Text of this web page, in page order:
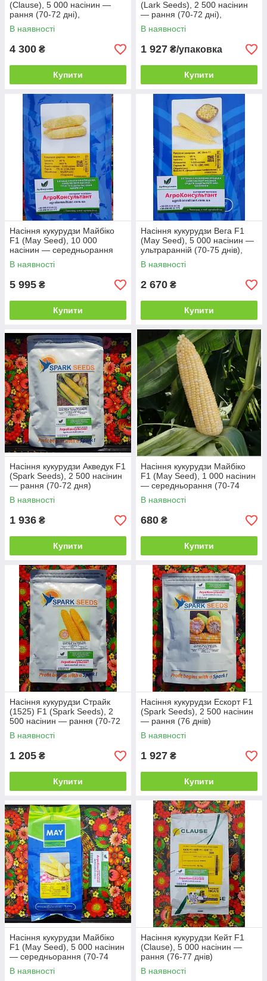
(Clause), 5 000 насінин —
рання (70-72 дні),
суперсолодка, типу SH2,
жовта
В наявності
4 300 ₴
Купити
(Lark Seeds), 2 500 насінин
— рання (70-72 дні),
суперсолодка, біла
В наявності
1 927 ₴/упаковка
Купити
Насіння кукурудзи Майбіко
F1 (May Seed), 10 000
насінин — середньорання
(70-74 днів), суперсолодка,
біколорна майбика
В наявності
5 995 ₴
Купити
Насіння кукурудзи Вега F1
(May Seed), 5 000 насінин —
ультраранній (70-75 днів),
суперсолодка, цукрова
В наявності
2 670 ₴
Купити
Насіння кукурудзи Акведук F1
(Spark Seeds), 2 500 насінин
— рання (70-72 дня)
суперсолодка, біколорна
В наявності
1 936 ₴
Купити
Насіння кукурудзи Майбіко
F1 (May Seed), 1 000 насінин
— середньорання (70-74
днів), суперсолодка,
біколорна майбика
В наявності
680 ₴
Купити
Насіння кукурудзи Страйк
(1525) F1 (Spark Seeds), 2
500 насінин — рання (70-72
дні) суперсолодка типу SH2
В наявності
1 205 ₴
Купити
Насіння кукурудзи Ескорт F1
(Spark Seeds), 2 500 насінин
— рання (76 днів)
суперсолодка, біколорна
В наявності
1 927 ₴
Купити
Насіння кукурудзи Майбіко
F1 (May Seed), 5 000 насінин
— середньорання (70-74
днів), суперсолодка,
біколорна майбика
В наявності
Насіння кукурудзи Кейт F1
(Clause), 5 000 насінин —
рання (76-77 днів)
суперсолодка SH2, біколор
В наявності